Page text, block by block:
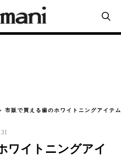
市販で買える歯のホワイトニングアイテ
ワイトニングアイ